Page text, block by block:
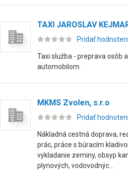
TAXI JAROSLAV
Pridať
Taxi služba - preprava osôb
automobilom.
MKMS Zvolen, s.r.o
Pridať
Nákladná cestná doprava,
prác, práce s búracím
vykladanie zeminy, obsyp
plynových, vodovodnýc...